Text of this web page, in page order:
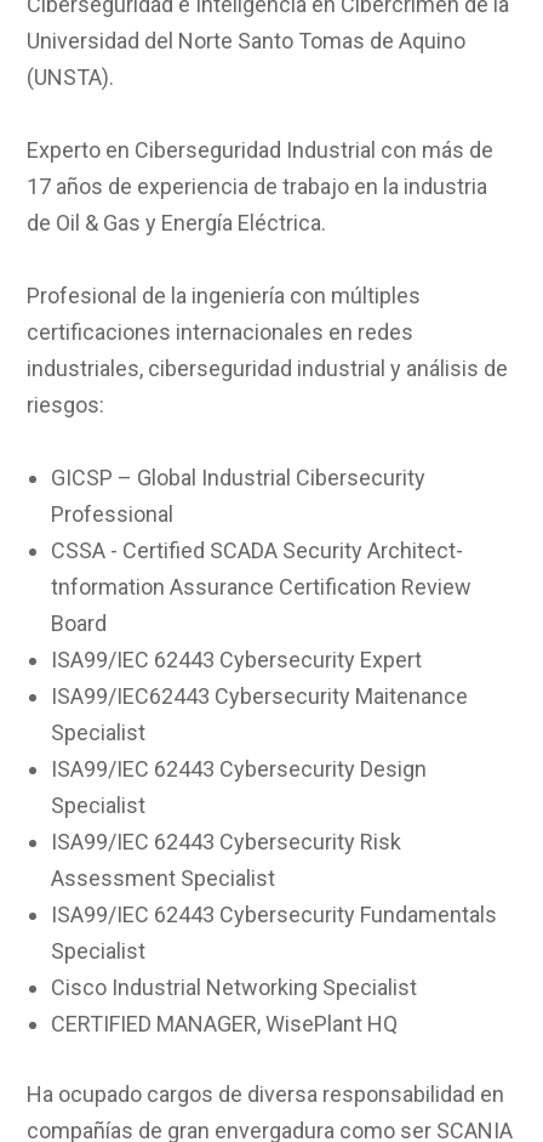
Universidad del Norte Santo Tomas de Aquino
(UNSTA).
Experto en Ciberseguridad Industrial con más de
17 años de experiencia de trabajo en la industria
de Oil & Gas y Energía Eléctrica.
Profesional de la ingeniería con múltiples
certificaciones internacionales en redes
industriales, ciberseguridad industrial y análisis de
riesgos:
GICSP – Global Industrial Cibersecurity
Professional
CSSA - Certified SCADA Security Architect-
tnformation Assurance Certification Review
Board
ISA99/IEC 62443 Cybersecurity Expert
ISA99/IEC62443 Cybersecurity Maitenance
Specialist
ISA99/IEC 62443 Cybersecurity Design
Specialist
ISA99/IEC 62443 Cybersecurity Risk
Assessment Specialist
ISA99/IEC 62443 Cybersecurity Fundamentals
Specialist
Cisco Industrial Networking Specialist
CERTIFIED MANAGER, WisePlant HQ
Ha ocupado cargos de diversa responsabilidad en
compañías de gran envergadura como ser SCANIA